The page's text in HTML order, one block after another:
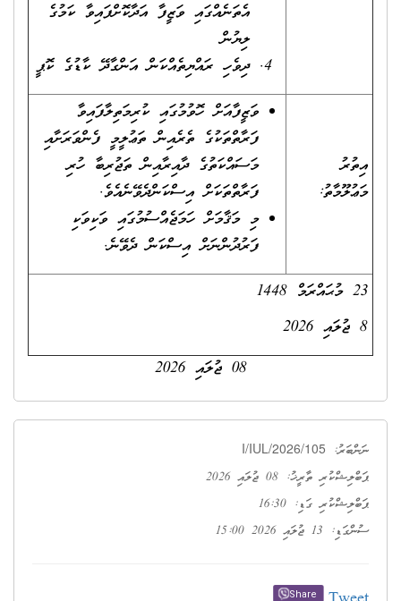
އެތަނެއްގައި ވަޒީފާ އަދާކޮށްފައިވާ ކަމުގެ
ލިޔުން
ދިވެހި ރައްޔިތެއްކަން އަންގާދޭ ކާޑުގެ ކޮޕީ
އިތުރު
މަޢުލޫމާތު:
ވަޒީފާއަށް ހޮވުމުގައި ކުރިމަތިލާފައިވާ
ފަރާތްތަކުގެ ތެރެއިން ތަޢުލީމީ ފެންވަރަށާއި
މަސައްކަތުގެ ދާއިރާއިން ތަޖުރިބާ ހުރި
ފަރާތްތަކަށް އިސްކަންދެވޭނެއެވެ.
މި މަޤާމަށް ހަމަޖެއްސުމުގައި ވަކިވަކި
ފަރުދުންނަށް އިސްކަން ދެވޭނެ.
23 މުޙައްރަމް 1448
8 ޖުލައި 2026
08 ޖުލައި 2026
ނަންބަރު: I/IUL/2026/105
ޕަބްލިޝްކުރި ތާރީޚު: 08 ޖުލައި 2026
ޕަބްލިޝްކުރި ގަޑި: 16:30
ސުންގަޑި: 13 ޖުލައި 2026 15:00
Share